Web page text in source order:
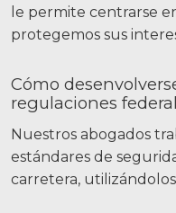
le permite centrarse
protegemos sus
Cómo
regulaciones
Nuestros abogados
estándares de
carretera,